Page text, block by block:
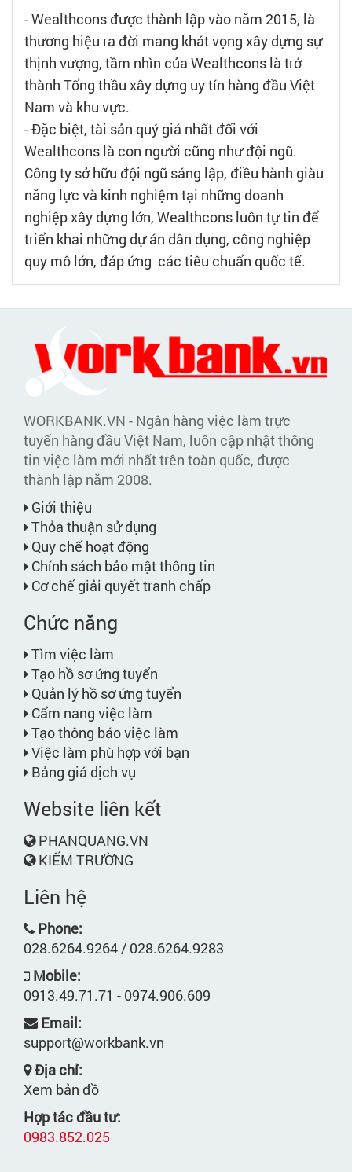
- Wealthcons được thành lập vào năm 2015, là
thương hiệu ra đời mang khát vọng xây dựng sự
thịnh vượng, tầm nhìn của Wealthcons là trở
thành Tổng thầu xây dựng uy tín hàng đầu Việt
Nam và khu vực.
- Đặc biệt, tài sản quý giá nhất đối với
Wealthcons là con người cũng như đội ngũ.
Công ty sở hữu đội ngũ sáng lập, điều hành giàu
năng lực và kinh nghiệm tại những doanh
nghiệp xây dựng lớn, Wealthcons luôn tự tin để
triển khai những dự án dân dụng, công nghiệp
quy mô lớn, đáp ứng các tiêu chuẩn quốc tế.
WORKBANK.VN - Ngân hàng việc làm trực
tuyến hàng đầu Việt Nam, luôn cập nhật thông
tin việc làm mới nhất trên toàn quốc, được
thành lập năm 2008.
Giới thiệu
Thỏa thuận sử dụng
Quy chế hoạt động
Chính sách bảo mật thông tin
Cơ chế giải quyết tranh chấp
Chức năng
Tìm việc làm
Tạo hồ sơ ứng tuyển
Quản lý hồ sơ ứng tuyển
Cẩm nang việc làm
Tạo thông báo việc làm
Việc làm phù hợp với bạn
Bảng giá dịch vụ
Website liên kết
PHANQUANG.VN
KIẾM TRƯỜNG
Liên hệ
Phone:
028.6264.9264 / 028.6264.9283
Mobile:
0913.49.71.71 - 0974.906.609
Email:
support@workbank.vn
Địa chỉ:
Xem bản đồ
Hợp tác đầu tư:
0983.852.025